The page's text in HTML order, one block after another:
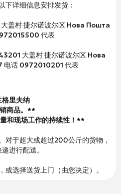
下详细信息安排发货：
盖村 捷尔诺波尔区 Нова Пошта
代表
大盖村 捷尔诺波尔区 Нова
话 0972010201 代表
里夫纳
商品。**
和现场工作的持续性！**
对于超大或超过200公斤的货物，
进行配送。
选择送货上门（由您决定）。